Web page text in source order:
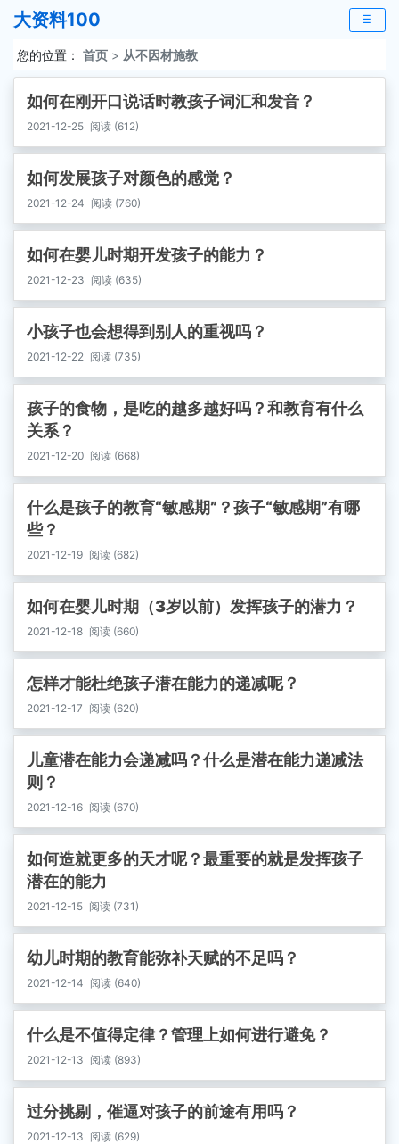
大资料100 ☰
您的位置： 首页 > 从不因材施教
如何在刚开口说话时教孩子词汇和发音？
2021-12-25 阅读 (612)
如何发展孩子对颜色的感觉？
2021-12-24 阅读 (760)
如何在婴儿时期开发孩子的能力？
2021-12-23 阅读 (635)
小孩子也会想得到别人的重视吗？
2021-12-22 阅读 (735)
孩子的食物，是吃的越多越好吗？和教育有什么
关系？
2021-12-20 阅读 (668)
什么是孩子的教育“敏感期”？孩子“敏感期”有哪
些？
2021-12-19 阅读 (682)
如何在婴儿时期（3岁以前）发挥孩子的潜力？
2021-12-18 阅读 (660)
怎样才能杜绝孩子潜在能力的递减呢？
2021-12-17 阅读 (620)
儿童潜在能力会递减吗？什么是潜在能力递减法
则？
2021-12-16 阅读 (670)
如何造就更多的天才呢？最重要的就是发挥孩子
潜在的能力
2021-12-15 阅读 (731)
幼儿时期的教育能弥补天赋的不足吗？
2021-12-14 阅读 (640)
什么是不值得定律？管理上如何进行避免？
2021-12-13 阅读 (893)
过分挑剔，催逼对孩子的前途有用吗？
2021-12-13 阅读 (629)